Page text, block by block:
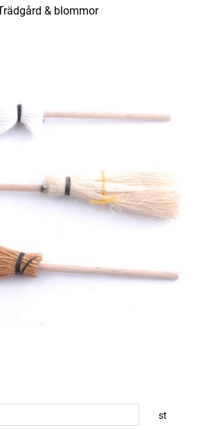
& blommor
st